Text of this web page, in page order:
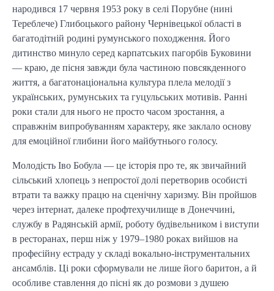
народився 17 червня 1953 року в селі Порубне (нині
Тереблече) Глибоцького району Чернівецької області в
багатодітній родині румунського походження. Його
дитинство минуло серед карпатських пагорбів Буковини
— краю, де пісня завжди була частиною повсякденного
життя, а багатонаціональна культура плела мелодії з
українських, румунських та гуцульських мотивів. Ранні
роки стали для нього не просто часом зростання, а
справжнім випробуванням характеру, яке заклало основу
для емоційної глибини його майбутнього голосу.
Молодість Іво Бобула — це історія про те, як звичайний
сільський хлопець з непростої долі перетворив особисті
втрати та важку працю на сценічну харизму. Він пройшов
через інтернат, далеке профтехучилище в Донеччині,
службу в Радянській армії, роботу будівельником і виступи
в ресторанах, перш ніж у 1979–1980 роках вийшов на
професійну естраду у складі вокально-інструментальних
ансамблів. Ці роки сформували не лише його баритон, а й
особливе ставлення до пісні як до розмови з душею